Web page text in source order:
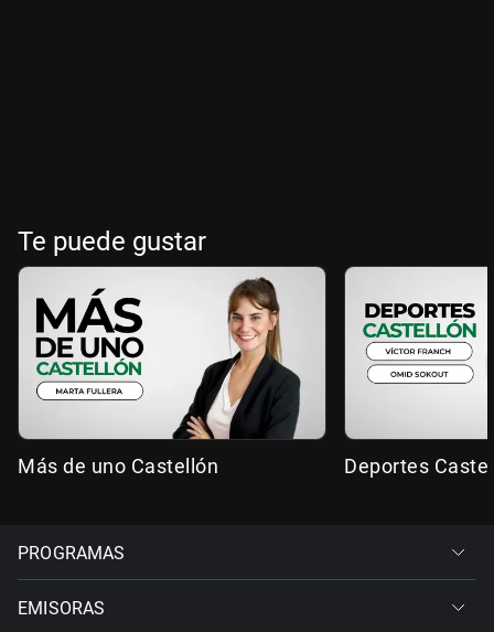
Te puede gustar
Más de uno Castellón Deportes
PROGRAMAS
EMISORAS